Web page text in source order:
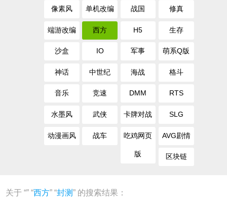
像素风 单机改编 战国 修真
端游改编 西方 H5 生存
沙盒 IO 军事 萌系Q版
神话 中世纪 海战 格斗
音乐 竞速 DMM RTS
水墨风 武侠 卡牌对战 SLG
动漫画风 战车 吃鸡网页
版
AVG剧情
区块链
关于 “” “西方” “封测” 的搜索结果：